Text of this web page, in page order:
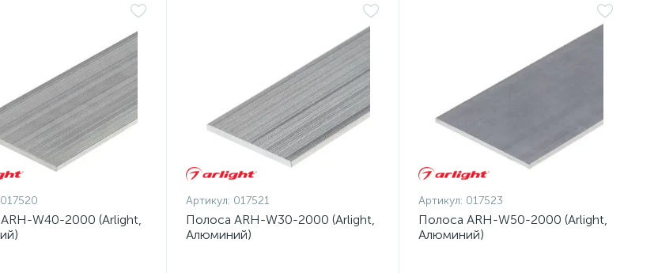
017520
W40-2000 (Arlight,
Артикул: 017521
Полоса ARH-W30-2000 (Arlight,
Алюминий)
Артикул: 017523
Полоса ARH-W50-2000 (Arlight,
Алюминий)